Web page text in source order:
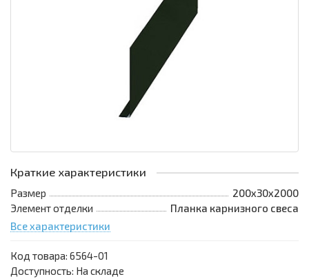
Краткие характеристики
Размер
200х30х2000
Элемент отделки
Планка карнизного свеса
Все характеристики
Код товара: 6564-01
Доступность: На складе